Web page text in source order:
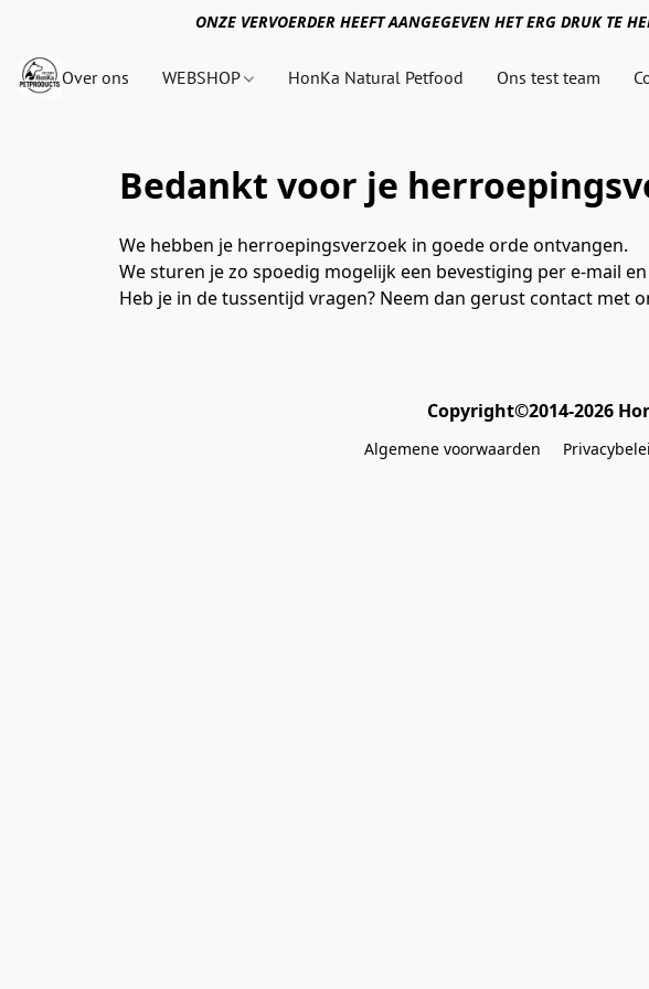
ONZE VERVOERDER HEEFT AANGEGEVEN HET ERG DRUK TE
Over ons WEBSHOP HonKa Natural Petfood Ons test team
Bedankt voor je
We hebben je herroepingsverzoek in goede orde ontvangen.
We sturen je zo spoedig mogelijk een bevestiging per e-mail
Heb je in de tussentijd vragen? Neem dan gerust contact met
Copyright©2014-2026
Algemene voorwaarden